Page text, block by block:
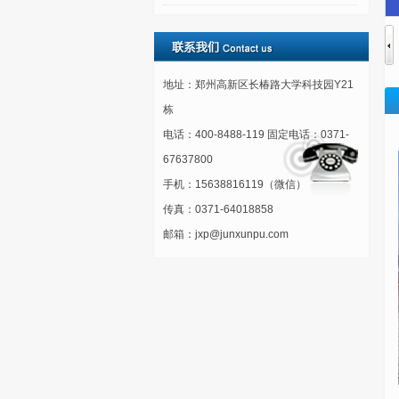
地址：郑州高新区长椿路大学科技园Y21
栋
电话：400-8488-119 固定电话：0371-
67637800
手机：15638816119（微信）
传真：0371-64018858
邮箱：jxp@junxunpu.com